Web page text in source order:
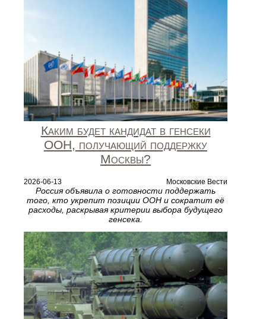
Каким будет кандидат в генсеки
ООН, получающий поддержку
Москвы?
2026-06-13 Московские Вести
Россия объявила о готовности поддержать
того, кто укрепит позиции ООН и сократит её
расходы, раскрывая критерии выбора будущего
генсека.